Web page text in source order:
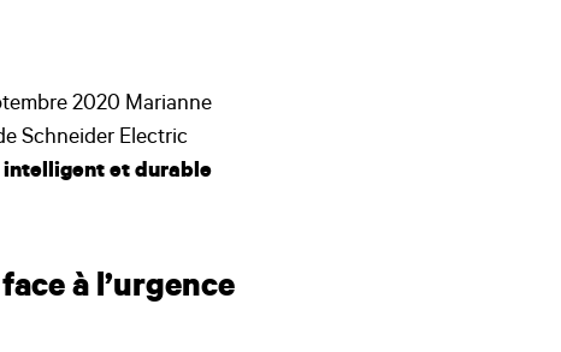
2020 Marianne
Schneider Electric
intelligent et durable
à l’urgence